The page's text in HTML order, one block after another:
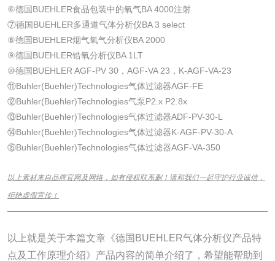
⑥德国BUEHLER食品包装中的氧气BA 4000注射
⑦德国BUEHLER多通道气体分析仪BA 3 select
⑧德国BUEHLER烟气氧气分析仪BA 2000
⑨德国BUEHLER锆氧分析仪BA 1LT
⑩德国BUEHLER AGF-PV 30，AGF-VA 23，K-AGF-VA-23
⑪Buhler(Buehler)Technologies气体过滤器AGF-FE
⑫Buhler(Buehler)Technologies气泵P2.x P2.8x
⑬Buhler(Buehler)Technologies气体过滤器ADF-PV-30-L
⑭Buhler(Buehler)Technologies气体过滤器K-AGF-PV-30-A
⑮Buhler(Buehler)Technologies气体过滤器AGF-VA-350
以上素材来自品牌官网及网络，如有侵权联系删！请和我们一起守护行业诚信，
拒绝虚假宣传！
以上就是关于本篇文章《德国BUEHLER气体分析仪产品特
点及工作原理介绍》产品内容的简单介绍了，希望能帮助到